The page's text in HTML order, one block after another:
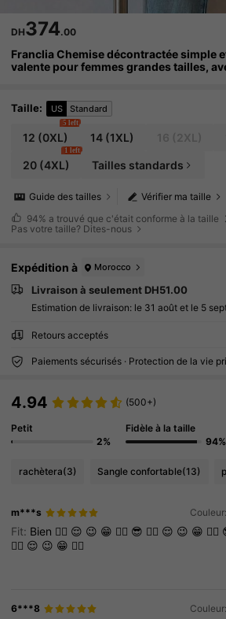
DH374.00
Franclia Chemise décontractée simple
valente pour femmes grandes tailles,
Taille: US Standard
12 (0XL)
5 left
14 (1XL)
20(4XL)
1 left
Tailles standards
Vérifier ma taille
Guide des tailles
94% a trouvé que c'était conforme à la taille
Pas votre taille? Dites-nous
Expédition à Morocco
Livraison à seulement DH51.00
Estimation de livraison: le 31 août et le 5
Retours acceptés
Paiements sécurisés · Protection de la vie
4.94 (500+)
Petit
2%
Fidèle à la taille
94%
rachètera(3) Sangle confortable(13)
m***s
Fit: Bien 👍🏻 😌 😉 😁 👌🏻 😎 👍🏻 😌 😉 😁 👌🏻
👍🏻 😌 😉 😁 👌🏻
6***8